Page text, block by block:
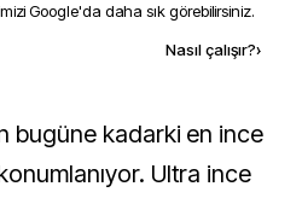
Google'da daha sık görebilirsiniz.
Nasıl çalışır?›
Ultra ince